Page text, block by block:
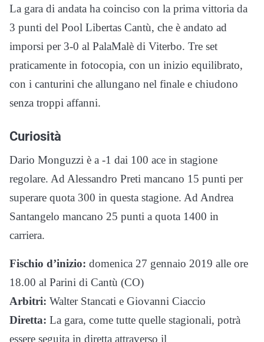
La gara di andata ha coinciso con la prima vittoria da
3 punti del Pool Libertas Cantù, che è andato ad
imporsi per 3-0 al PalaMalè di Viterbo. Tre set
praticamente in fotocopia, con un inizio equilibrato,
con i canturini che allungano nel finale e chiudono
senza troppi affanni.
Curiosità
Dario Monguzzi è a -1 dai 100 ace in stagione
regolare. Ad Alessandro Preti mancano 15 punti per
superare quota 300 in questa stagione. Ad Andrea
Santangelo mancano 25 punti a quota 1400 in
carriera.
Fischio d’inizio: domenica 27 gennaio 2019 alle ore
18.00 al Parini di Cantù (CO)
Arbitri: Walter Stancati e Giovanni Ciaccio
Diretta: La gara, come tutte quelle stagionali, potrà
essere seguita in diretta attraverso il